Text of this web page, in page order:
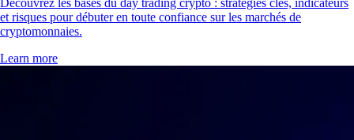
Découvrez les bases du day trading crypto : stratégies clés, indicateurs
et risques pour débuter en toute confiance sur les marchés de
cryptomonnaies.
Learn more